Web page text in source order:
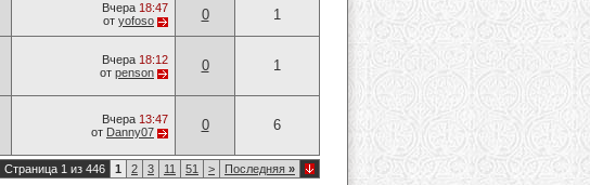
Вчера 18:47
от yofoso 0 1
Вчера 18:12
от penson 0 1
Вчера 13:47
от Danny07 0 6
Страница 1 из 446 1 2 3 11 51 > Последняя »